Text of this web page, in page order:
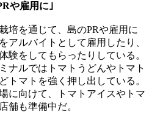
や雇用に｣
培を通じて、島のPRや雇用に
アルバイトとして雇用したり、
験をしてもらったりしている。
ナルではトマトうどんやトマト
トマトを強く押し出している。
に向けて、トマトアイスやトマ
舗も準備中だ。